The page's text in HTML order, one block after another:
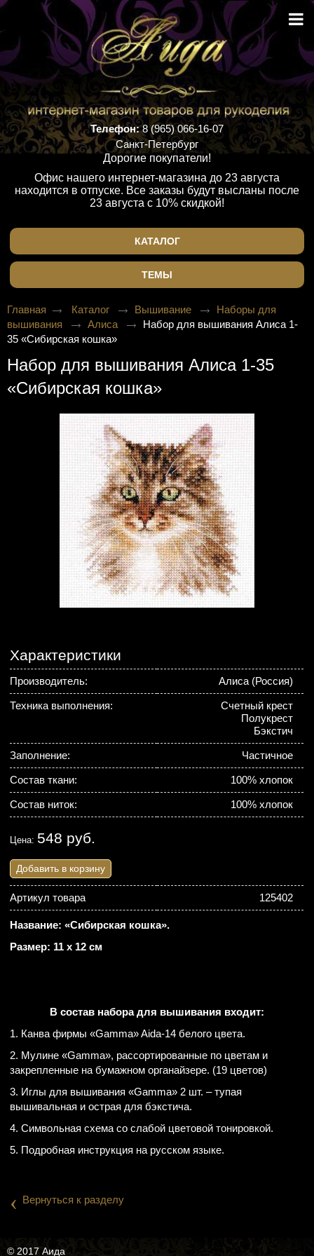
Телефон:8 (965) 066-16-07
Санкт-Петербург
Дорогие покупатели!
Офис нашего интернет-магазина до 23 августа
находится в отпуске. Все заказы будут высланы после
23 августа с 10% скидкой!
КАТАЛОГ
ТЕМЫ
Главная Каталог Вышивание
Наборы для
вышивания
Алиса
Набор для вышивания Алиса 1-
35 «Сибирская кошка»
Набор для вышивания Алиса 1-35
«Сибирская кошка»
Характеристики
Производитель: Алиса (Россия)
Техника выполнения:
Счетный крест
Полукрест
Бэкстич
Заполнение: Частичное
Состав ткани: 100% хлопок
Состав ниток: 100% хлопок
Цена: 548 руб.
Добавить в корзину
Артикул товара 125402
Название: «Сибирская кошка».
Размер: 11 х 12 см
В состав набора для вышивания входит:
1. Канва фирмы «Gamma» Aida-14 белого цвета.
2. Мулине «Gamma», рассортированные по цветам и
закрепленные на бумажном органайзере. (19 цветов)
3. Иглы для вышивания «Gamma» 2 шт. – тупая
вышивальная и острая для бэкстича.
4. Символьная схема со слабой цветовой тонировкой.
5. Подробная инструкция на русском языке.
‹ Вернуться к разделу
© 2017 Аида